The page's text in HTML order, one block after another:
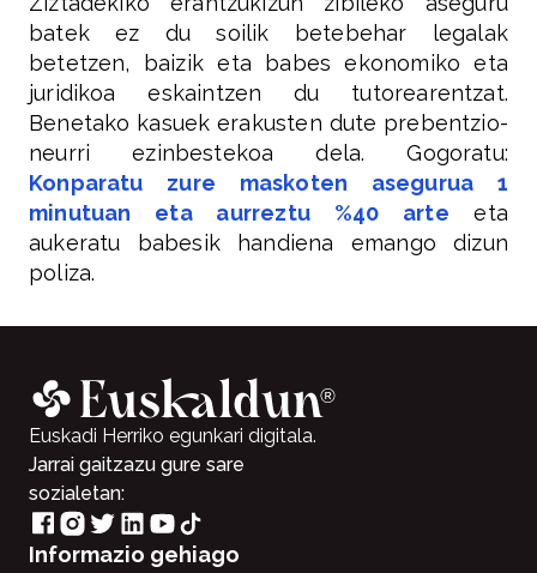
batek ez du soilik betebehar legalak
betetzen, baizik eta babes ekonomiko eta
juridikoa eskaintzen du tutorearentzat.
Benetako kasuek erakusten dute prebentzio-
neurri ezinbestekoa dela. Gogoratu:
Konparatu zure maskoten asegurua 1
minutuan eta aurreztu %40 arte eta
aukeratu babesik handiena emango dizun
poliza.
Euskadi Herriko egunkari digitala.
Jarrai gaitzazu gure sare
sozialetan:
Informazio gehiago